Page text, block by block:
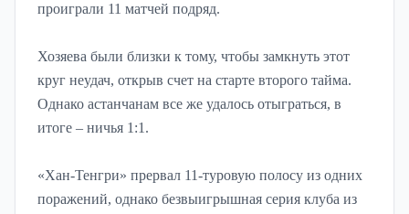
проиграли 11 матчей подряд.
Хозяева были близки к тому, чтобы замкнуть этот
круг неудач, открыв счет на старте второго тайма.
Однако астанчанам все же удалось отыграться, в
итоге – ничья 1:1.
«Хан-Тенгри» прервал 11-туровую полосу из одних
поражений, однако безвыигрышная серия клуба из